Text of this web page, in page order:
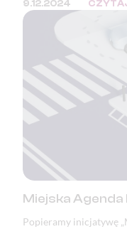
9.12.2024
Miejska
Popieramy inicjatywę